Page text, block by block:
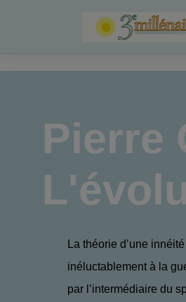
Pierre
La théorie d’une
inéluctablement à la
par l’intermédiaire du